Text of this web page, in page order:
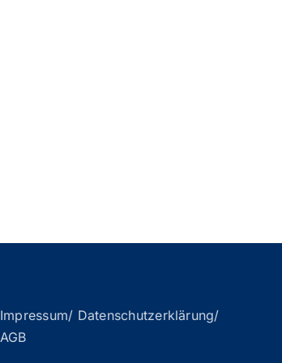
Impressum/ Datenschutzerklärung/
AGB